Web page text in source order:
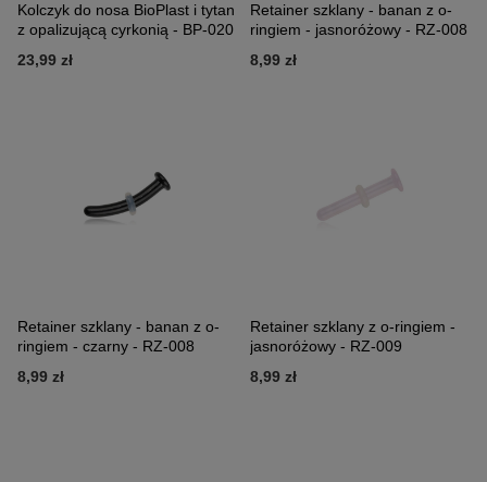
Kolczyk do nosa BioPlast i tytan
z opalizującą cyrkonią - BP-020
23,99 zł
Retainer szklany - banan z o-
ringiem - jasnoróżowy - RZ-008
8,99 zł
Retainer szklany - banan z o-
ringiem - czarny - RZ-008
8,99 zł
Retainer szklany z o-ringiem -
jasnoróżowy - RZ-009
8,99 zł